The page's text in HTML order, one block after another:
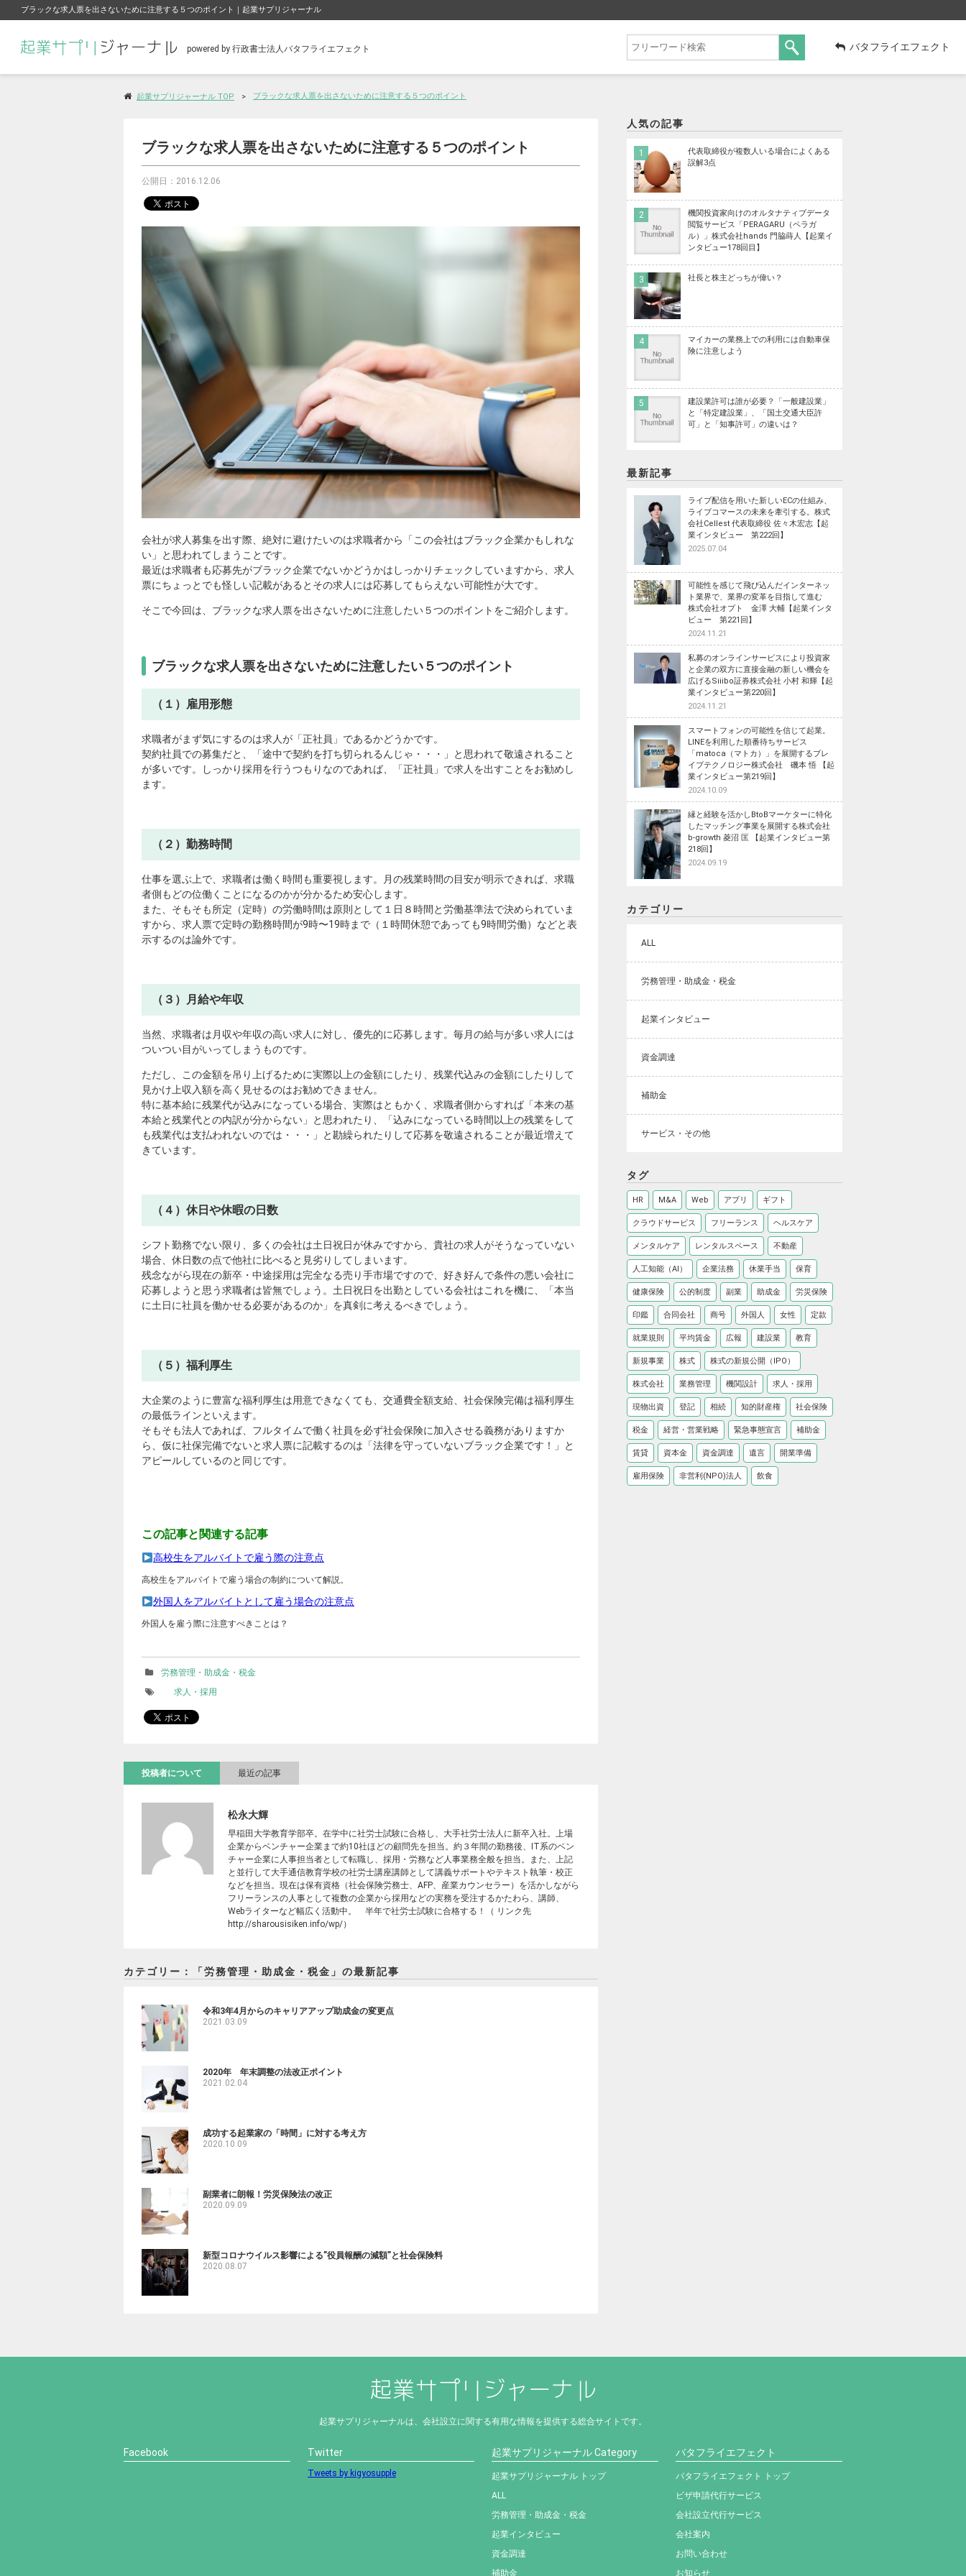
ブラックな求人票を出さないために注意する５つのポイント｜起業サプリジャーナル
powered by 行政書士法人バタフライエフェクト バタフライエフェクト
起業サプリジャーナル TOP ブラックな求人票を出さないために注意する５つのポイント
ブラックな求人票を出さないために注意する５つのポイント
公開日：2016.12.06
会社が求人募集を出す際、絶対に避けたいのは求職者から「この会社はブラック企業かもしれな
い」と思われてしまうことです。
最近は求職者も応募先がブラック企業でないかどうかはしっかりチェックしていますから、求人
票にちょっとでも怪しい記載があるとその求人には応募してもらえない可能性が大です。
そこで今回は、ブラックな求人票を出さないために注意したい５つのポイントをご紹介します。
ブラックな求人票を出さないために注意したい５つのポイント
（１）雇用形態
求職者がまず気にするのは求人が「正社員」であるかどうかです。
契約社員での募集だと、「途中で契約を打ち切られるんじゃ・・・」と思われて敬遠されること
が多いです。しっかり採用を行うつもりなのであれば、「正社員」で求人を出すことをお勧めし
ます。
（２）勤務時間
仕事を選ぶ上で、求職者は働く時間も重要視します。月の残業時間の目安が明示できれば、求職
者側もどの位働くことになるのかが分かるため安心します。
また、そもそも所定（定時）の労働時間は原則として１日８時間と労働基準法で決められていま
すから、求人票で定時の勤務時間が9時〜19時まで（１時間休憩であっても9時間労働）などと表
示するのは論外です。
（３）月給や年収
当然、求職者は月収や年収の高い求人に対し、優先的に応募します。毎月の給与が多い求人には
ついつい目がいってしまうものです。
ただし、この金額を吊り上げるために実際以上の金額にしたり、残業代込みの金額にしたりして
見かけ上収入額を高く見せるのはお勧めできません。
特に基本給に残業代が込みになっている場合、実際はともかく、求職者側からすれば「本来の基
本給と残業代との内訳が分からない」と思われたり、「込みになっている時間以上の残業をして
も残業代は支払われないのでは・・・」と勘繰られたりして応募を敬遠されることが最近増えて
きています。
（４）休日や休暇の日数
シフト勤務でない限り、多くの会社は土日祝日が休みですから、貴社の求人がそうなっていない
場合、休日数の点で他社に比べると見劣りしてしまいます。
残念ながら現在の新卒・中途採用は完全なる売り手市場ですので、好き好んで条件の悪い会社に
応募しようと思う求職者は皆無でしょう。土日祝日を出勤としている会社はこれを機に、「本当
に土日に社員を働かせる必要があるのか」を真剣に考えるべきでしょう。
（５）福利厚生
大企業のように豊富な福利厚生は用意できなくても、交通費全額支給、社会保険完備は福利厚生
の最低ラインといえます。
そもそも法人であれば、フルタイムで働く社員を必ず社会保険に加入させる義務がありますか
ら、仮に社保完備でないと求人票に記載するのは「法律を守っていないブラック企業です！」と
アピールしているのと同じです。
この記事と関連する記事
高校生をアルバイトで雇う際の注意点
高校生をアルバイトで雇う場合の制約について解説。
外国人をアルバイトとして雇う場合の注意点
外国人を雇う際に注意すべきことは？
労務管理・助成金・税金
求人・採用
投稿者について 最近の記事
松永大輝
早稲田大学教育学部卒。在学中に社労士試験に合格し、大手社労士法人に新卒入社。上場
企業からベンチャー企業まで約10社ほどの顧問先を担当。約３年間の勤務後、IT系のベン
チャー企業に人事担当者として転職し、採用・労務など人事業務全般を担当。また、上記
と並行して大手通信教育学校の社労士講座講師として講義サポートやテキスト執筆・校正
などを担当。現在は保有資格（社会保険労務士、AFP、産業カウンセラー）を活かしながら
フリーランスの人事として複数の企業から採用などの実務を受注するかたわら、講師、
Webライターなど幅広く活動中。 半年で社労士試験に合格する！（ リンク先
http://sharousisiken.info/wp/）
カテゴリー：「労務管理・助成金・税金」の最新記事
令和3年4月からのキャリアアップ助成金の変更点
2021.03.09
2020年 年末調整の法改正ポイント
2021.02.04
成功する起業家の「時間」に対する考え方
2020.10.09
副業者に朗報！労災保険法の改正
2020.09.09
新型コロナウイルス影響による”役員報酬の減額”と社会保険料
2020.08.07
人気の記事
代表取締役が複数人いる場合によくある
誤解3点
機関投資家向けのオルタナティブデータ
閲覧サービス「PERAGARU（ペラガ
ル）」株式会社hands 門脇蒔人【起業イ
ンタビュー178回目】
社長と株主どっちが偉い？
マイカーの業務上での利用には自動車保
険に注意しよう
建設業許可は誰が必要？「一般建設業」
と「特定建設業」、「国土交通大臣許
可」と「知事許可」の違いは？
最新記事
ライブ配信を用いた新しいECの仕組み、
ライブコマースの未来を牽引する。株式
会社Cellest 代表取締役 佐々木宏志【起
業インタビュー 第222回】
2025.07.04
可能性を感じて飛び込んだインターネッ
ト業界で、業界の変革を目指して進む
株式会社オプト 金澤 大輔【起業インタ
ビュー 第221回】
2024.11.21
私募のオンラインサービスにより投資家
と企業の双方に直接金融の新しい機会を
広げるSiiibo証券株式会社 小村 和輝【起
業インタビュー第220回】
2024.11.21
スマートフォンの可能性を信じて起業。
LINEを利用した順番待ちサービス
「matoca（マトカ）」を展開するブレ
イブテクノロジー株式会社 磯本 悟 【起
業インタビュー第219回】
2024.10.09
縁と経験を活かしBtoBマーケターに特化
したマッチング事業を展開する株式会社
b-growth 菱沼 匡 【起業インタビュー第
218回】
2024.09.19
カテゴリー
ALL
労務管理・助成金・税金
起業インタビュー
資金調達
補助金
サービス・その他
タグ
HR M&A Web アプリ ギフト
クラウドサービス フリーランス ヘルスケア
メンタルケア レンタルスペース 不動産
人工知能（AI） 企業法務 休業手当 保育
健康保険 公的制度 副業 助成金 労災保険
印鑑 合同会社 商号 外国人 女性 定款
就業規則 平均賃金 広報 建設業 教育
新規事業 株式 株式の新規公開（IPO）
株式会社 業務管理 機関設計 求人・採用
現物出資 登記 相続 知的財産権 社会保険
税金 経営・営業戦略 緊急事態宣言 補助金
賃貸 資本金 資金調達 遺言 開業準備
雇用保険 非営利(NPO)法人 飲食
起業サプリジャーナルは、会社設立に関する有用な情報を提供する総合サイトです。
Facebook Twitter
Tweets by kigyosupple
起業サプリジャーナル Category
起業サプリジャーナル トップ
ALL
労務管理・助成金・税金
起業インタビュー
資金調達
補助金
バタフライエフェクト
バタフライエフェクト トップ
ビザ申請代行サービス
会社設立代行サービス
会社案内
お問い合わせ
お知らせ